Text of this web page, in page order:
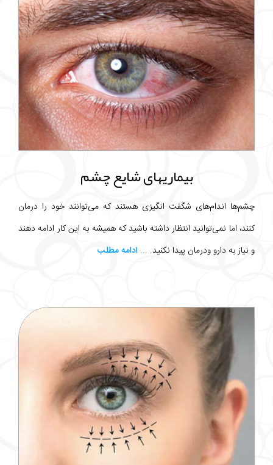
بیماریهای شایع چشم
چشم‌ها اندام‌های شگفت انگیزی هستند که می‌توانند خود را درمان
کنند، اما نمی‌توانید انتظار داشته باشید که همیشه به این کار ادامه دهند
و نیاز به دارو ودرمان پیدا نکنید. ... ادامه مطلب